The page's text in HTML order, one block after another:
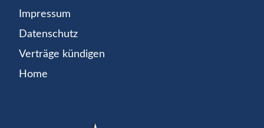
Impressum
Datenschutz
Verträge kündigen
Home